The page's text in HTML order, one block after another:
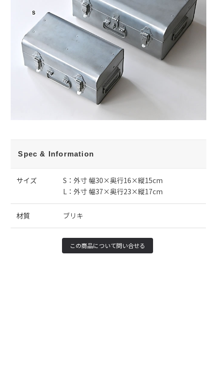
Spec & Information
サイズ
S：外寸 幅30×奥行16×縦15cm
L：外寸 幅37×奥行23×縦17cm
材質 ブリキ